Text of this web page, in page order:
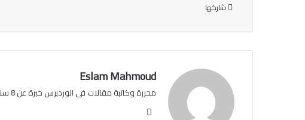
شاركها
Eslam Mahmoud
محررة وكاتبة مقالات فى الوردبرس خبرة عن 8 سنوات